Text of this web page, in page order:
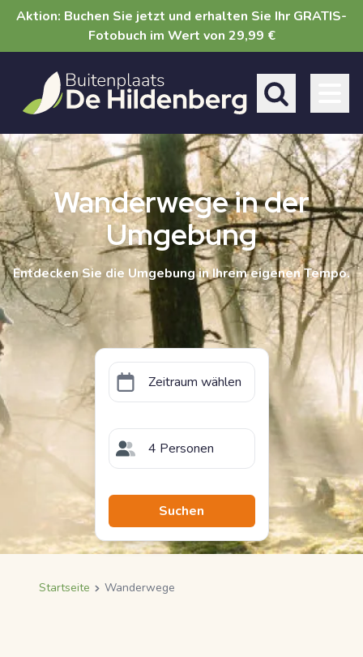
Direkt
Inhalt
Aktion: Buchen Sie jetzt und erhalten Sie Ihr GRATIS-
Fotobuch im Wert von 29,99 €
Toggle search
Wanderwege in der
Umgebung
Entdecken Sie die Umgebung in Ihrem eigenen Tempo.
Zeitraum wählen
4 Personen
Suchen
Breadcrumb
Startseite Wanderwege